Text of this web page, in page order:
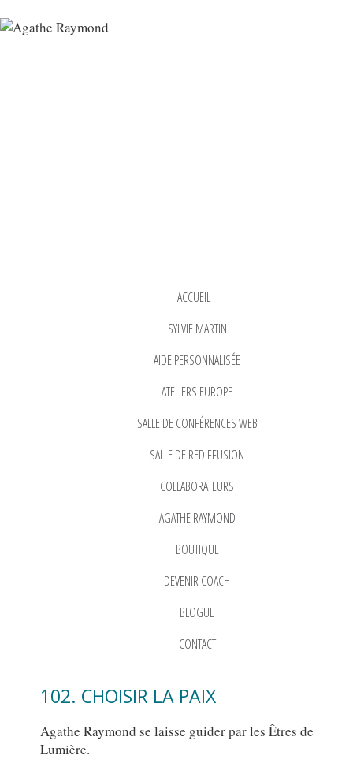
ACCUEIL
SYLVIE MARTIN
AIDE PERSONNALISÉE
ATELIERS EUROPE
SALLE DE CONFÉRENCES WEB
SALLE DE REDIFFUSION
COLLABORATEURS
AGATHE RAYMOND
BOUTIQUE
DEVENIR COACH
BLOGUE
CONTACT
102. CHOISIR LA PAIX
Agathe Raymond se laisse guider par les Êtres de
Lumière.